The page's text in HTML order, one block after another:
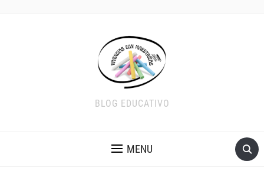
BLOG EDUCATIVO
MENU